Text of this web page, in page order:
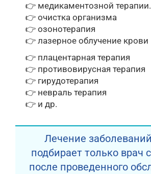
👉 медикаментозной терапии.
👉 очистка организма
👉 озонотерапия
👉 лазерное облучение крови
👉 плацентарная терапия
👉 противовирусная терапия
👉 гирудотерапия
👉 невраль терапия
👉 и др.
Лечение
подбирает только врач
после проведенного